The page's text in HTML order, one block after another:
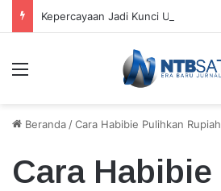
Menu
Beranda /Cara Habibie Pulihkan Rupiah
Cara Habibie